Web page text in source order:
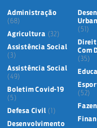
Administração
(68)
Agricultura (32)
Assistência Social
(3)
Assistência Social
(49)
Boletim Covid-19
(5)
Defesa Civil (1)
Desenvolvimento
(51)
Com
(35)
(52)